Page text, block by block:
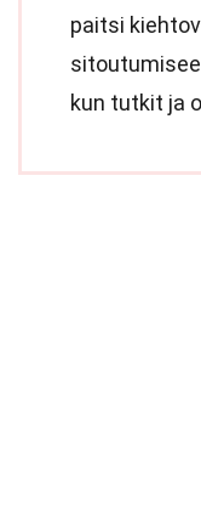
paitsi
kun tutkit ja